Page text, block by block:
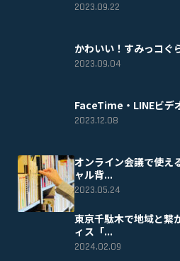
2023.09.22
かわいい！すみっコぐ
2023.09.04
FaceTime・LINEビデ
2023.12.08
オンライン会議で使え
ャル背...
2023.05.24
東京千駄木で地域と繋
ィス「...
2024.02.09